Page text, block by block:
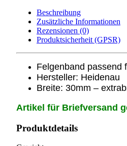
MengeBeschreibung
Zusätzliche Informationen
Rezensionen (0)
Produktsicherheit (GPSR)
Felgenband passend
Hersteller: Heidenau
Breite: 30mm –
Artikel für Briefversand
Produktdetails